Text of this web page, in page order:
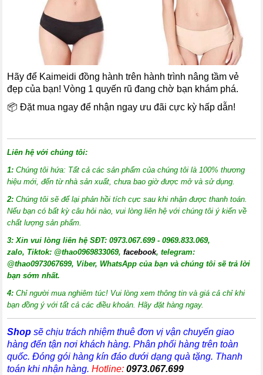
Hãy để Kaimeidi đồng hành trên hành trình nâng tầm vẻ
đẹp của bạn! Vòng 1 quyến rũ đang chờ bạn khám phá.
📦 Đặt mua ngay để nhận ngay ưu đãi cực kỳ hấp dẫn!
Liên hệ với chúng tôi:
1: Chúng tôi hứa: Tất cả các sản phẩm của chúng tôi là 100% thương
hiệu mới, đến từ nhà sản xuất, chưa bao giờ được mở và sử dụng.
2: Chúng tôi sẽ để lại phản hồi tích cực sau khi nhận được thanh toán.
Nếu bạn có bất kỳ câu hỏi nào, vui lòng liên hệ với chúng tôi ý kiến về
chất lượng sản phẩm.
3:Xin vui lòng liên hệ SĐT: 0973.067.699 - 0969.833.069,
zalo, Tiktok: @thao0969833069,facebook, telegram:
@thao0973067699, Viber, WhatsApp của bạn và chúng tôi sẽ trả lời
bạn sớm nhất.
4: Chỉ người mua nghiêm túc! Vui lòng xem thông tin và giá cả chỉ khi
bạn đồng ý với tất cả các điều khoản. Hãy đặt hàng ngay.
Shop sẽ chịu trách nhiệm thuê đơn vị vận chuyển giao
hàng đến tận nơi khách hàng. Phân phối hàng trên toàn
quốc. Đóng gói hàng kín đáo dưới dạng quà tặng. Thanh
toán khi nhận hàng.Hotline: 0973.067.699